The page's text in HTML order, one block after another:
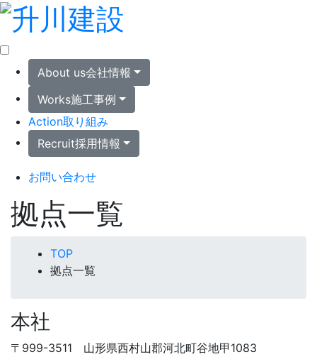
About us会社情報
Works施工事例
Action取り組み
Recruit採用情報
お問い合わせ
拠点一覧
TOP
拠点一覧
本社
〒999-3511 山形県西村山郡河北町谷地甲1083